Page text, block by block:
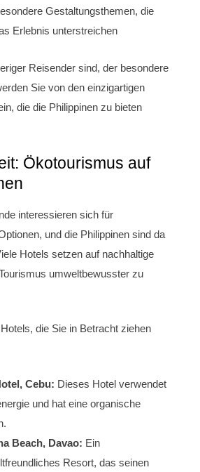
Gestaltungsthemen, die
Erlebnis unterstreichen
Reisender sind, der besondere
Sie von den einzigartigen
die die Philippinen zu bieten
Ökotourismus auf
interessieren sich für
und die Philippinen sind da
Hotels setzen auf nachhaltige
umweltbewusster zu
die Sie in Betracht ziehen
Cebu: Dieses Hotel verwendet
und hat eine organische
Beach, Davao: Ein
Resort, das seinen